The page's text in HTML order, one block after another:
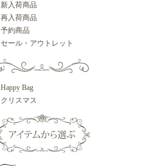
新入荷商品
再入荷商品
予約商品
セール・アウトレット
Happy Bag
クリスマス